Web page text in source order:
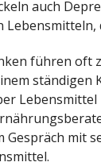
auch
führen oft
ständigen
mit